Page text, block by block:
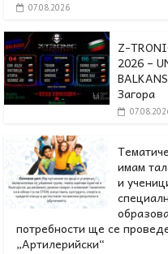
07.08.2026
Z-
2026 –
Загора
имам
и
потребности ще се
„Артилерийски“